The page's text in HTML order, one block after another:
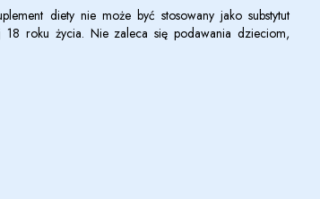
diety nie może być stosowany jako substytut
roku życia. Nie zaleca się podawania dzieciom,